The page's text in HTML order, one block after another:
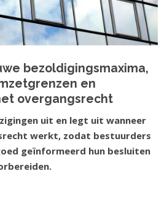
bezoldigingsmaxima,
en
overgangsrecht
uit en legt uit wanneer
werkt, zodat bestuurders
geïnformeerd hun besluiten